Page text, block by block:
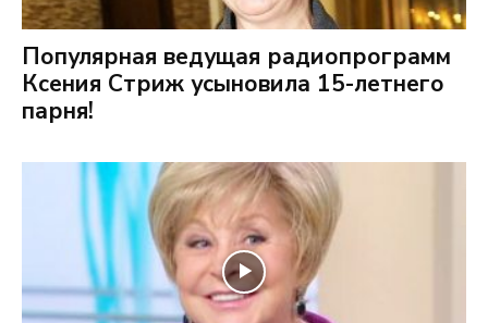
Популярная ведущая радиопрограмм
Ксения Стриж усыновила 15-летнего
парня!